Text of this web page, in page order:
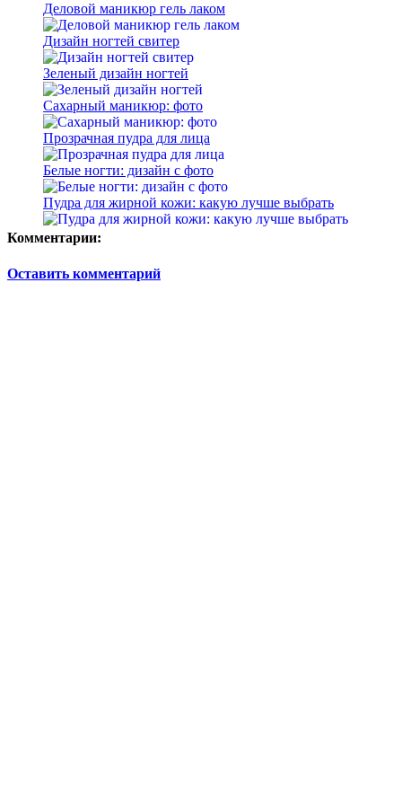
Деловой маникюр гель лаком
Дизайн ногтей свитер
Зеленый дизайн ногтей
Сахарный маникюр: фото
Прозрачная пудра для лица
Белые ногти: дизайн с фото
Пудра для жирной кожи: какую лучше выбрать
Комментарии:
Оставить комментарий